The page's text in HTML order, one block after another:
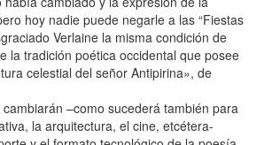
hoy nadie puede negarle a las “Fiestas
Verlaine la misma condición de
la tradición poética occidental que posee
celestial del señor Antipirina», de
–como sucederá también para
la arquitectura, el cine, etcétera-